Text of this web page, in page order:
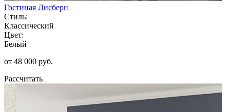
Гостиная Лисберн
Стиль:
Классический
Цвет:
Белый
от 48 000 руб.
Рассчитать